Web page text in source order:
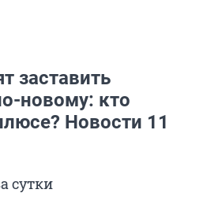
заставить
новому: кто
Новости 11
сутки